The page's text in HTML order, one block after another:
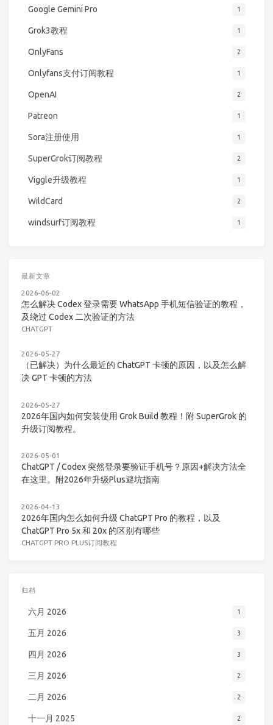
Google Gemini Pro 1
Grok3教程 1
OnlyFans 2
Onlyfans支付订阅教程 1
OpenAI 2
Patreon 1
Sora注册使用 1
SuperGrok订阅教程 2
Viggle升级教程 1
WildCard 2
windsurf订阅教程 1
最新文章
2026-06-02
怎么解决 Codex 登录需要 WhatsApp 手机短信验证的教程，
及绕过 Codex 二次验证的方法
CHATGPT
2026-05-27
（已解决）为什么最近的 ChatGPT 卡顿的原因，以及怎么解
决 GPT 卡顿的方法
2026-05-27
2026年国内如何安装使用 Grok Build 教程！附 SuperGrok 的
升级订阅教程。
2026-05-01
ChatGPT / Codex 突然登录要验证手机号？原因+解决方法全
在这里。附2026年升级Plus避坑指南
2026-04-13
2026年国内怎么如何升级 ChatGPT Pro 的教程，以及
ChatGPT Pro 5x 和 20x 的区别有哪些
CHATGPT PRO PLUS订阅教程
归档
六月 2026 1
五月 2026 3
四月 2026 3
三月 2026 2
二月 2026 2
十一月 2025 2